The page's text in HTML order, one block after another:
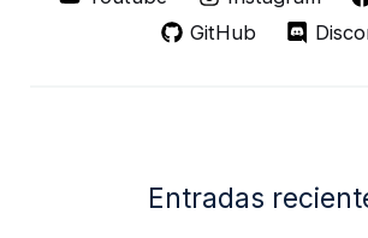
GitHub
Entradas